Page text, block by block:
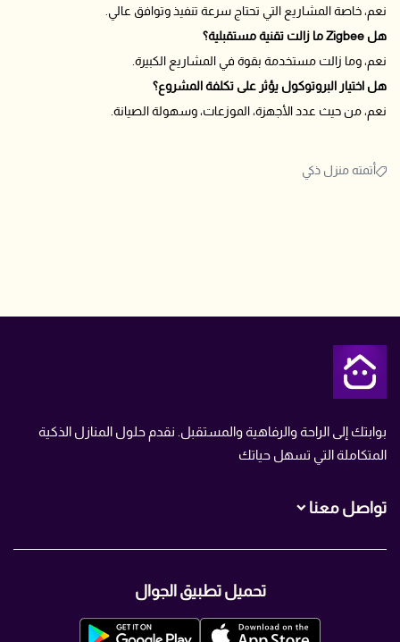
نعم، خاصة المشاريع التي تحتاج سرعة تنفيذ وتوافق عالي.
هل Zigbee ما زالت تقنية مستقبلية؟
نعم، وما زالت مستخدمة بقوة في المشاريع الكبيرة.
هل اختيار البروتوكول يؤثر على تكلفة المشروع؟
نعم، من حيث عدد الأجهزة، الموزعات، وسهولة الصيانة.
أتمته منزل ذكي
بوابتك إلى الراحة والرفاهية والمستقبل. نقدم حلول المنازل الذكية
المتكاملة التي تسهل حياتك
تواصل معنا
info@TMN.sa
تحميل تطبيق الجوال